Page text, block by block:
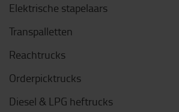
Elektrische stapelaars
Transpalletten
Reachtrucks
Orderpicktrucks
Diesel & LPG heftrucks